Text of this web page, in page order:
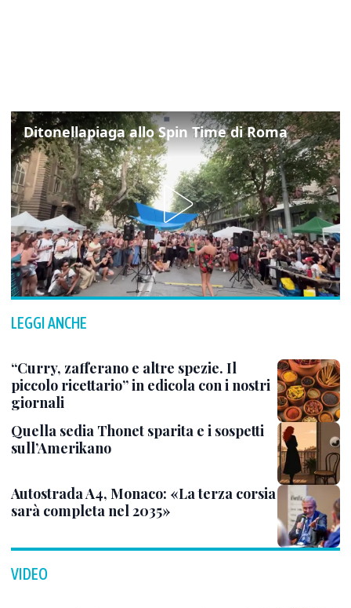
Ditonellapiaga allo Spin Time di Roma
LEGGI ANCHE
“Curry, zafferano e altre spezie. Il
piccolo ricettario” in edicola con i nostri
giornali
Quella sedia Thonet sparita e i sospetti
sull’Amerikano
Autostrada A4, Monaco: «La terza corsia
sarà completa nel 2035»
VIDEO